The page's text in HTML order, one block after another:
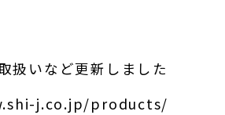
扱いなど更新しました
j.co.jp/products/